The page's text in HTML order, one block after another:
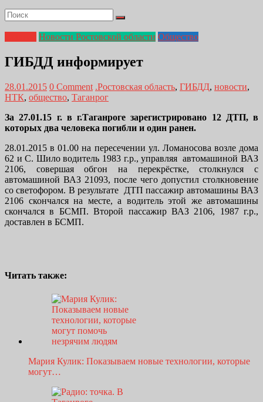
Новости Ростовской области Общество
ГИБДД информирует
28.01.2015 0 Comment .Ростовская область, ГИБДД, новости,
НТК, общество, Таганрог
За 27.01.15 г. в г.Таганроге зарегистрировано 12 ДТП, в
которых два человека погибли и один ранен.
28.01.2015 в 01.00 на пересечении ул. Ломаносова возле дома
62 и С. Шило водитель 1983 г.р., управляя автомашиной ВАЗ
2106, совершая обгон на перекрёстке, столкнулся с
автомашиной ВАЗ 21093, после чего допустил столкновение
со светофором. В результате ДТП пассажир автомашины ВАЗ
2106 скончался на месте, а водитель этой же автомашины
скончался в БСМП. Второй пассажир ВАЗ 2106, 1987 г.р.,
доставлен в БСМП.
Читать также:
Мария Кулик: Показываем новые технологии, которые
могут…